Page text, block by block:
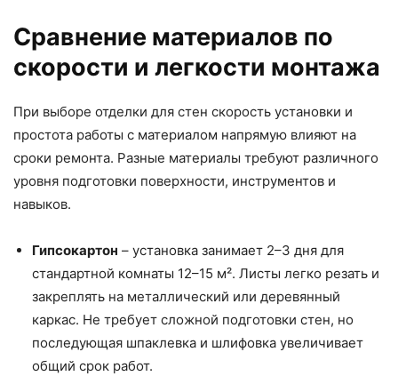
Сравнение материалов по
скорости и легкости монтажа
При выборе отделки для стен скорость установки и
простота работы с материалом напрямую влияют на
сроки ремонта. Разные материалы требуют различного
уровня подготовки поверхности, инструментов и
навыков.
Гипсокартон – установка занимает 2–3 дня для
стандартной комнаты 12–15 м². Листы легко резать и
закреплять на металлический или деревянный
каркас. Не требует сложной подготовки стен, но
последующая шпаклевка и шлифовка увеличивает
общий срок работ.